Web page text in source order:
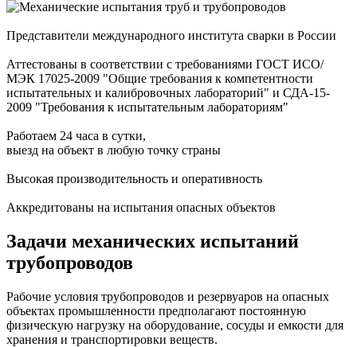
Представители международного института сварки в России
Аттестованы в соответствии с требованиями ГОСТ ИСО/
МЭК 17025-2009 "Общие требования к компетентности
испытательных и калибровочных лабораторий" и СДА-15-
2009 "Требования к испытательным лабораториям"
Работаем 24 часа в сутки,
выезд на объект в любую точку страны
Высокая производительность и оперативность
Аккредитованы на испытания опасных объектов
Задачи механических испытаний
трубопроводов
Рабочие условия трубопроводов и резервуаров на опасных
объектах промышленности предполагают постоянную
физическую нагрузку на оборудование, сосуды и емкости для
хранения и транспортировки веществ.